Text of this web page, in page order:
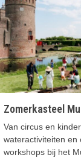
Zomerkasteel
Van circus en
wateractiviteiten en
workshops bij het